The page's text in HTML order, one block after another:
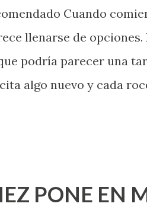
Cuando
llenarse de opciones.
podría parecer una
algo nuevo y cada
incluso quienes ya
PONE EN